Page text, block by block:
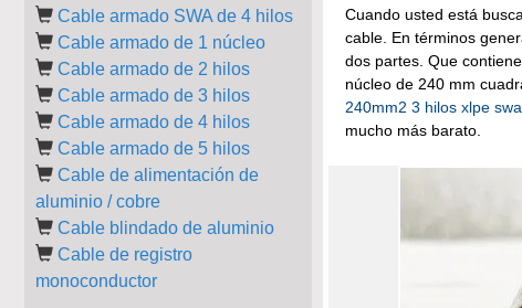
Cuando usted está
cable. En términos
dos partes. Que
núcleo de 240 mm
240mm2 3 hilos xlpe
mucho más barato.
Cable armado SWA de 4 hilos
Cable armado de 1 núcleo
Cable armado de 2 hilos
Cable armado de 3 hilos
Cable armado de 4 hilos
Cable armado de 5 hilos
Cable de alimentación de
aluminio / cobre
Cable blindado de aluminio
Cable de registro
monoconductor